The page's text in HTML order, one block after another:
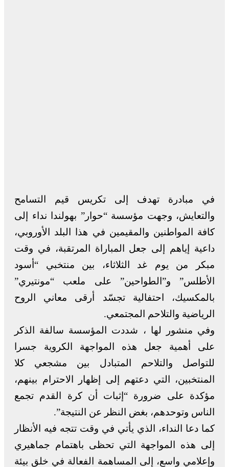
في مبادرة تهدف إلى تكريس قيم التسامح
والتعايش، وجهت مؤسسة “حوار” بهولندا نداء إلى
كافة المواطنين والمقيمين في هذا البلد الأوروبي،
داعية إياهم إلى جعل المباراة المرتقبة، في وقت
مبكر من يوم غد الثلاثاء، بين منتخبي “أسود
الأطلس” و”الطواحين” على ملعب “مونتيري”
بالمكسيك، احتفالية تجسّد أرقى معاني الروح
الرياضية والتلاحم المجتمعي.
وفي منشور لها ، شددت المؤسسة سالفة الذكر
على أهمية جعل هذه المواجهة الكروية جسرا
للتواصل والتلاحم المتبادل بين مشجعي كلا
المنتخبين، التي دعتهم إلى إظهار الاحترام بينهم،
مؤكدة على ضرورة “إثبات أن كرة القدم تجمع
الناس وتوحدهم، بغض النظر عن النتيجة”.
كما دعا النداء، الذي يأتي في وقت تتجه فيه الأنظار
إلى هذه المواجهة التي تحظى باهتمام جماهيري
وإعلامي واسع، إلى المساهمة الفعالة في خلق بيئة